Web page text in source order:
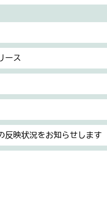
ース
反映状況をお知らせします